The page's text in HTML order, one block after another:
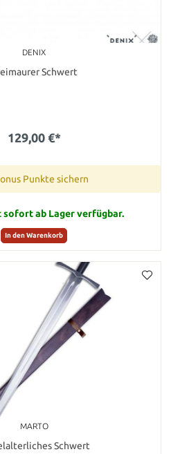
DENIX
Schwert
129,00 €*
Punkte sichern
ab Lager verfügbar.
In den Warenkorb
MARTO
Schwert